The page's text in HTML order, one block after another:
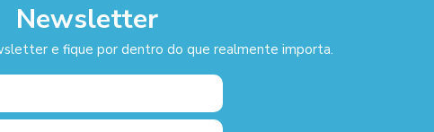
Newsletter
e fique por dentro do que realmente importa.